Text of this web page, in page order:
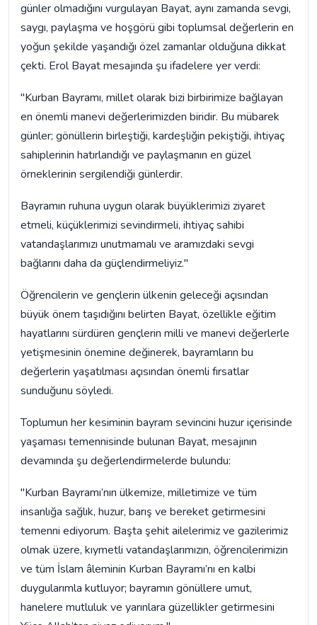
günler olmadığını vurgulayan Bayat, aynı zamanda sevgi,
saygı, paylaşma ve hoşgörü gibi toplumsal değerlerin en
yoğun şekilde yaşandığı özel zamanlar olduğuna dikkat
çekti. Erol Bayat mesajında şu ifadelere yer verdi:
"Kurban Bayramı, millet olarak bizi birbirimize bağlayan
en önemli manevi değerlerimizden biridir. Bu mübarek
günler; gönüllerin birleştiği, kardeşliğin pekiştiği, ihtiyaç
sahiplerinin hatırlandığı ve paylaşmanın en güzel
örneklerinin sergilendiği günlerdir.
Bayramın ruhuna uygun olarak büyüklerimizi ziyaret
etmeli, küçüklerimizi sevindirmeli, ihtiyaç sahibi
vatandaşlarımızı unutmamalı ve aramızdaki sevgi
bağlarını daha da güçlendirmeliyiz."
Öğrencilerin ve gençlerin ülkenin geleceği açısından
büyük önem taşıdığını belirten Bayat, özellikle eğitim
hayatlarını sürdüren gençlerin milli ve manevi değerlerle
yetişmesinin önemine değinerek, bayramların bu
değerlerin yaşatılması açısından önemli fırsatlar
sunduğunu söyledi.
Toplumun her kesiminin bayram sevincini huzur içerisinde
yaşaması temennisinde bulunan Bayat, mesajının
devamında şu değerlendirmelerde bulundu:
"Kurban Bayramı’nın ülkemize, milletimize ve tüm
insanlığa sağlık, huzur, barış ve bereket getirmesini
temenni ediyorum. Başta şehit ailelerimiz ve gazilerimiz
olmak üzere, kıymetli vatandaşlarımızın, öğrencilerimizin
ve tüm İslam âleminin Kurban Bayramı’nı en kalbi
duygularımla kutluyor; bayramın gönüllere umut,
hanelere mutluluk ve yarınlara güzellikler getirmesini